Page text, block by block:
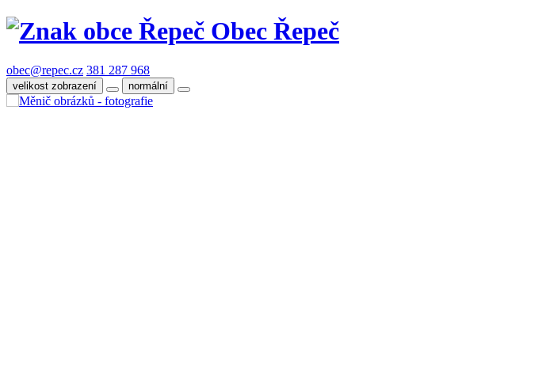
Obec Řepeč
obec@repec.cz 381 287 968
velikost zobrazení normální